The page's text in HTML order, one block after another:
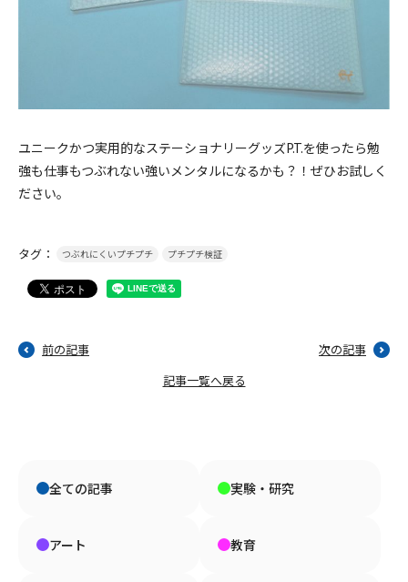
ユニークかつ実用的なステーショナリーグッズP.T.を使ったら勉
強も仕事もつぶれない強いメンタルになるかも？！ぜひお試しく
ださい。
タグ： つぶれにくいプチプチ プチプチ検証
前の記事
記事一覧へ戻る
次の記事
全ての記事 実験・研究
アート 教育